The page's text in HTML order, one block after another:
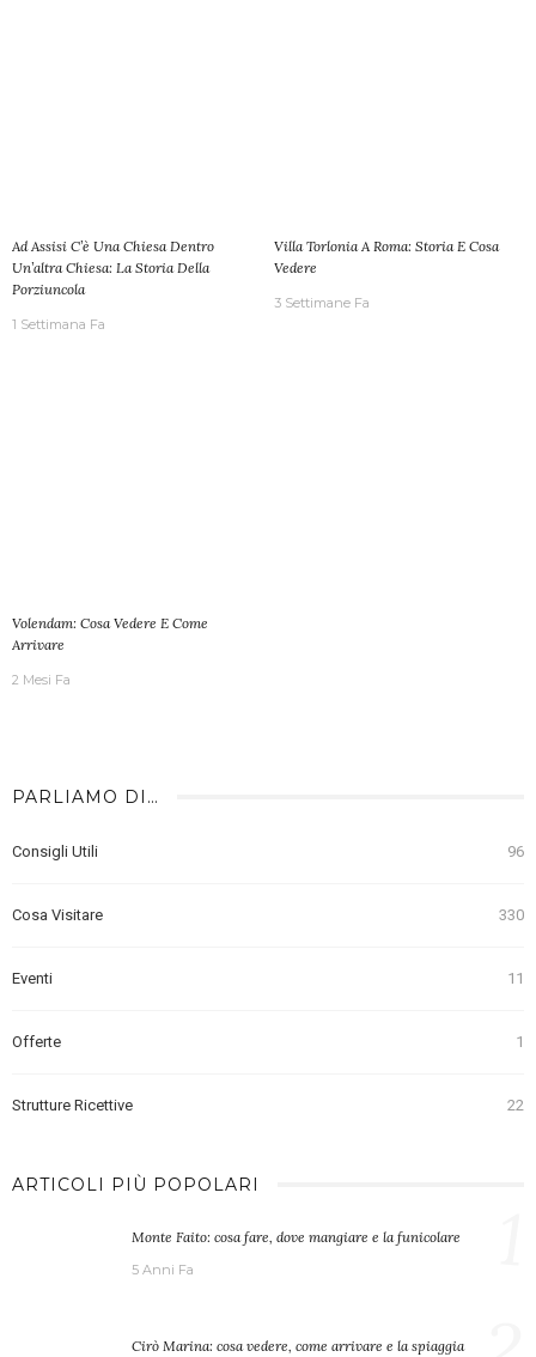
Ad Assisi C’è Una Chiesa Dentro
Un’altra Chiesa: La Storia Della
Porziuncola
1 Settimana Fa
Villa Torlonia A Roma: Storia E Cosa
Vedere
3 Settimane Fa
Volendam: Cosa Vedere E Come
Arrivare
2 Mesi Fa
PARLIAMO DI…
Consigli Utili 96
Cosa Visitare 330
Eventi 11
Offerte 1
Strutture Ricettive 22
ARTICOLI PIÙ POPOLARI
Monte Faito: cosa fare, dove mangiare e la funicolare
5 Anni Fa
Cirò Marina: cosa vedere, come arrivare e la spiaggia